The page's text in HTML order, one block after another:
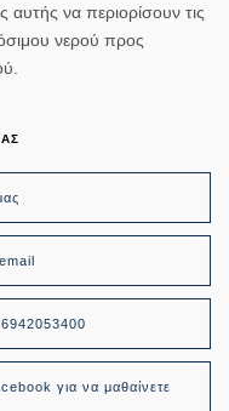
αυτής να περιορίσουν τις
νερού προς
για να μαθαίνετε